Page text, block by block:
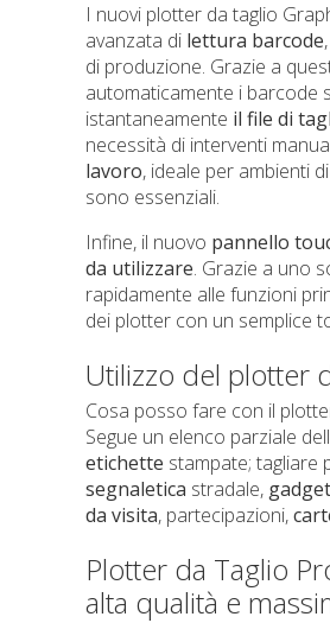
I nuovi plotter da taglio
avanzata di lettura barcode
di produzione. Grazie a
automaticamente i barcode
istantaneamente il file di
necessità di interventi
lavoro, ideale per ambienti
sono essenziali.
Infine, il nuovo pannello
da utilizzare. Grazie a uno
rapidamente alle funzioni
dei plotter con un semplice
Utilizzo del plotter
Cosa posso fare con il
Segue un elenco parziale
etichette stampate; tagliare
segnaletica stradale, gadget
da visita, partecipazioni,
Plotter da Taglio
alta qualità e